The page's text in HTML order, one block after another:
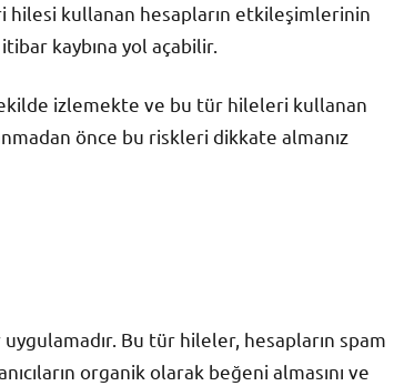
hilesi kullanan hesapların etkileşimlerinin
kaybına yol açabilir.
izlemekte ve bu tür hileleri kullanan
önce bu riskleri dikkate almanız
Bu tür hileler, hesapların spam
organik olarak beğeni almasını ve